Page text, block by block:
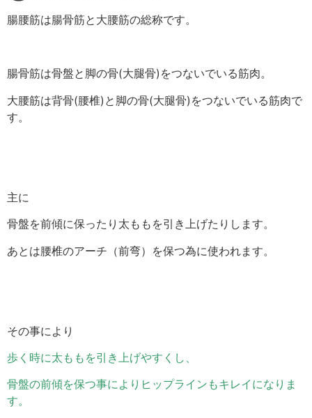
腸腰筋は腸骨筋と大腰筋の総称です。
腸骨筋は骨盤と脚の骨(大腿骨)をつないでいる筋肉。
大腰筋は背骨(腰椎)と脚の骨(大腿骨)をつないでいる筋肉で
す。
主に
骨盤を前傾に保ったり太ももを引き上げたりします。
あとは腰椎のアーチ（前弯）を保つ為に使われます。
その事により
歩く時に太ももを引き上げやすくし、
骨盤の前傾を保つ事によりヒップラインもキレイになりま
す。